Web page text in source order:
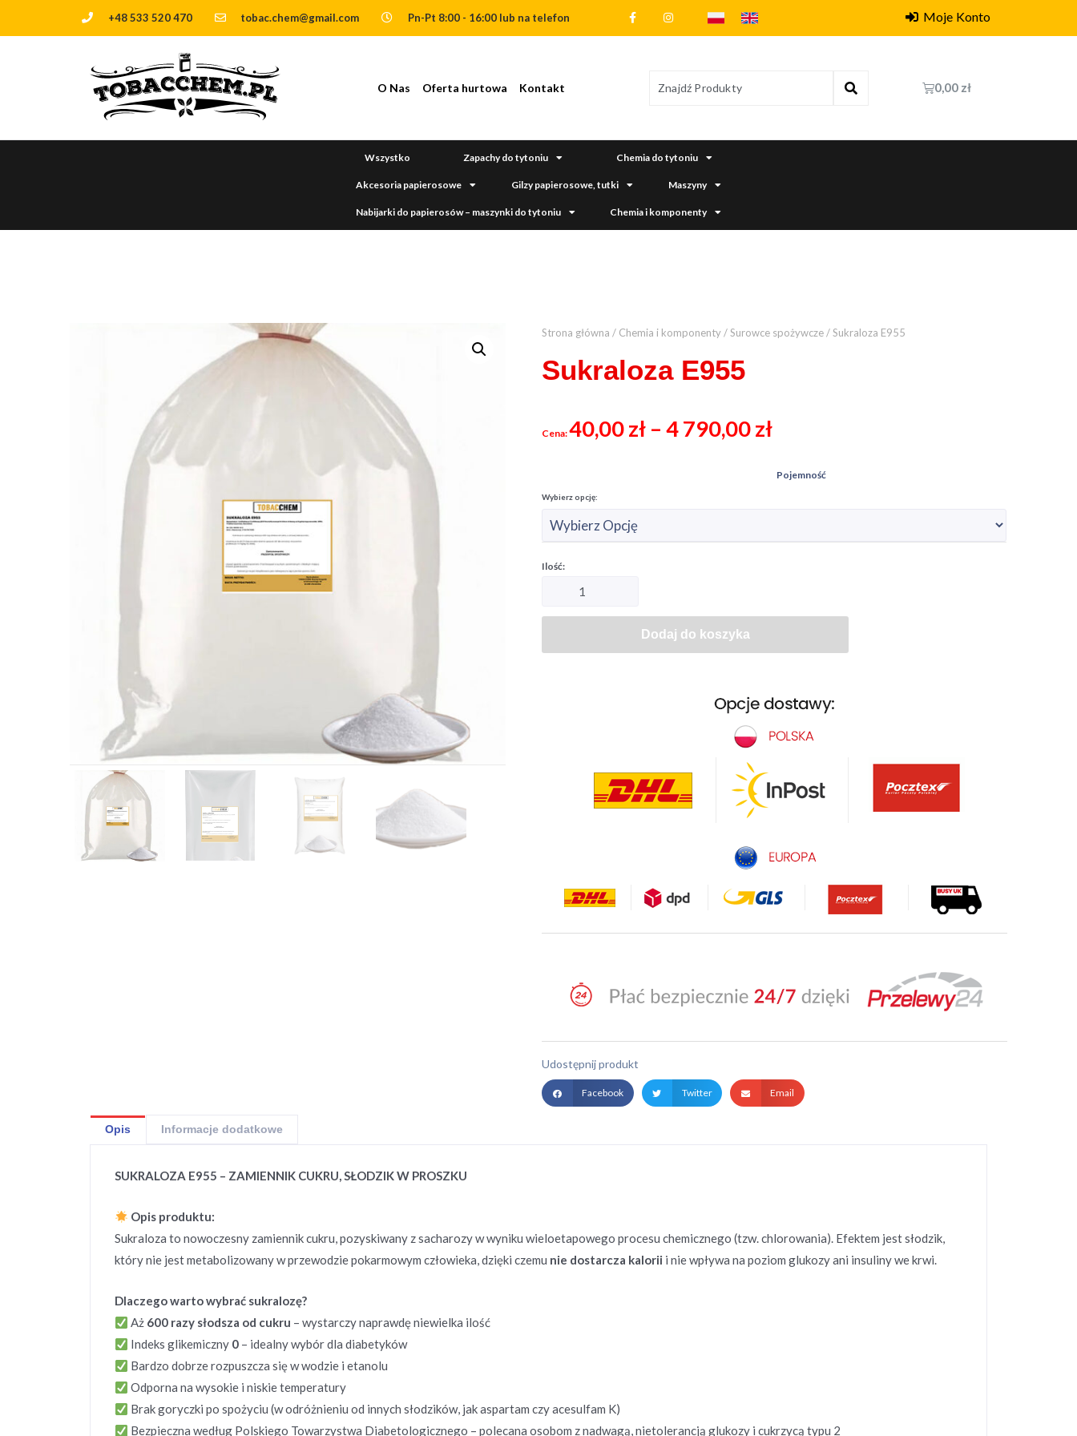
+48 533 520 470 tobac.chem@gmail.com Pn-Pt 8:00 - 16:00 lub na telefon Moje Konto
O Nas Oferta hurtowa Kontakt 0,00 zł
Wszystko Zapachy do tytoniu Chemia do tytoniu
Akcesoria papierosowe Gilzy papierosowe, tutki Maszyny
Nabijarki do papierosów – maszynki do tytoniu Chemia i komponenty
Strona główna / Chemia i komponenty/Surowce spożywcze/ Sukraloza E955
Sukraloza E955
40,00zł –4 790,00zł
Pojemność
Dodaj do koszyka
Udostępnij produkt
Facebook Twitter Email
Opis Informacje dodatkowe
SUKRALOZA E955 – ZAMIENNIK CUKRU, SŁODZIK W PROSZKU
Opis produktu:
Sukraloza to nowoczesny zamiennik cukru, pozyskiwany z sacharozy w wyniku wieloetapowego procesu chemicznego (tzw. chlorowania). Efektem jest słodzik,
który nie jest metabolizowany w przewodzie pokarmowym człowieka, dzięki czemu nie dostarcza kalorii i nie wpływa na poziom glukozy ani insuliny we krwi.
Dlaczego warto wybrać sukralozę?
Aż 600 razy słodsza od cukru – wystarczy naprawdę niewielka ilość
Indeks glikemiczny 0 – idealny wybór dla diabetyków
Bardzo dobrze rozpuszcza się w wodzie i etanolu
Odporna na wysokie i niskie temperatury
Brak goryczki po spożyciu (w odróżnieniu od innych słodzików, jak aspartam czy acesulfam K)
Bezpieczna według Polskiego Towarzystwa Diabetologicznego – polecana osobom z nadwagą, nietolerancją glukozy i cukrzycą typu 2